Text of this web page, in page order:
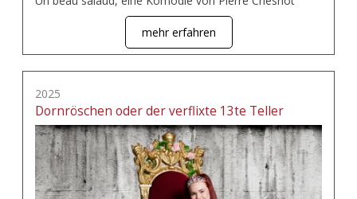
mehr erfahren
2025
Dornröschen oder der verflixte 13te Teller